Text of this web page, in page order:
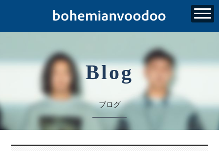
Blog
ブログ